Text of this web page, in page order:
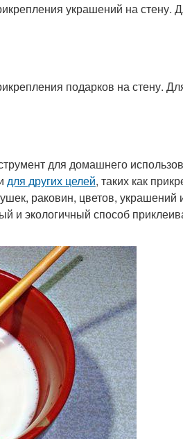
украшений на стену.
подарков на стену.
для домашнего
для других целей, таких как
раковин, цветов, украшений
и экологичный способ